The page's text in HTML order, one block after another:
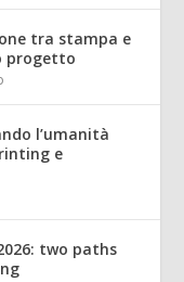
tra stampa e
progetto
l’umanità
e
two paths